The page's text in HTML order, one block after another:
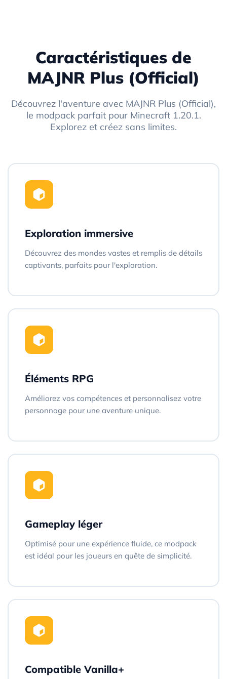
Caractéristiques de
MAJNR Plus (Official)
Découvrez l'aventure avec MAJNR Plus (Official),
le modpack parfait pour Minecraft 1.20.1.
Explorez et créez sans limites.
Exploration immersive
Découvrez des mondes vastes et remplis de détails
captivants, parfaits pour l'exploration.
Éléments RPG
Améliorez vos compétences et personnalisez votre
personnage pour une aventure unique.
Gameplay léger
Optimisé pour une expérience fluide, ce modpack
est idéal pour les joueurs en quête de simplicité.
Compatible Vanilla+